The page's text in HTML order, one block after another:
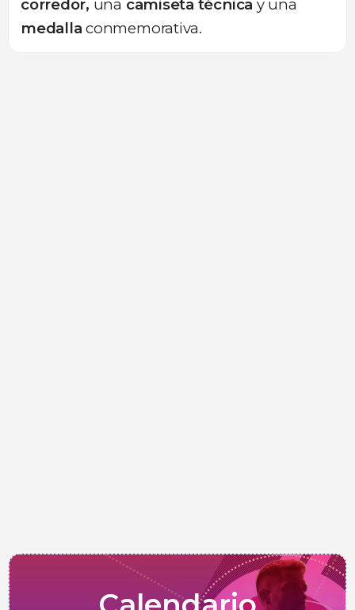
corredor, una camiseta técnica y una
medalla conmemorativa.